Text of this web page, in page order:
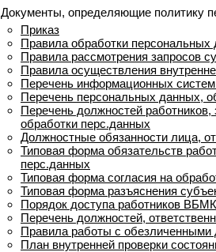
Документы, определяющие политику
Приказ
Правила обработки
Правила рассмотрения запросов
Правила осуществления
Перечень информационных
Перечень персональных данных,
Перечень должностей
обработки перс.данных
Должностные обязанности лица,
Типовая форма обязательств
перс.данных
Типовая форма согласия на
Типовая форма разъяснения
Порядок доступа работников
Перечень должностей,
Правила работы с
План внутренней проверки